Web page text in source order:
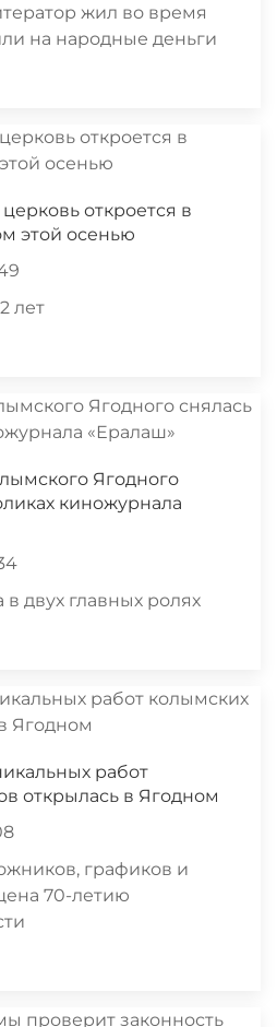
жил во время
на народные деньги
откроется в
этой осенью
лет
Ягодного
киножурнала
двух главных ролях
работ
открылась в Ягодном
графиков и
70-летию